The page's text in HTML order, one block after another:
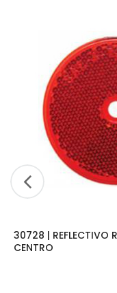
30728 | REFLECTIVO
CENTRO